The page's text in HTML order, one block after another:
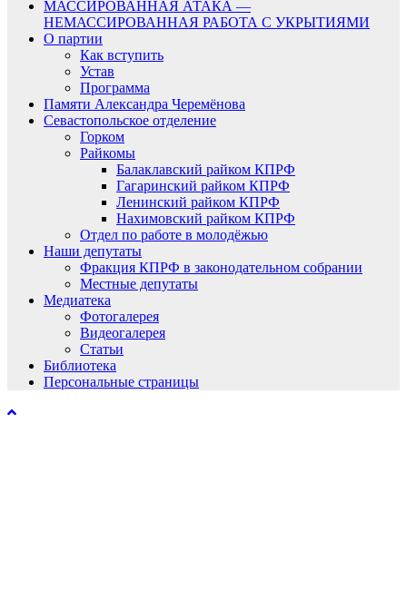
МАССИРОВАННАЯ АТАКА —
НЕМАССИРОВАННАЯ РАБОТА С УКРЫТИЯМИ
О партии
Как вступить
Устав
Программа
Памяти Александра Черемёнова
Севастопольское отделение
Горком
Райкомы
Балаклавский райком КПРФ
Гагаринский райком КПРФ
Ленинский райком КПРФ
Нахимовский райком КПРФ
Отдел по работе в молодёжью
Наши депутаты
Фракция КПРФ в законодательном собрании
Местные депутаты
Медиатека
Фотогалерея
Видеогалерея
Статьи
Библиотека
Персональные страницы